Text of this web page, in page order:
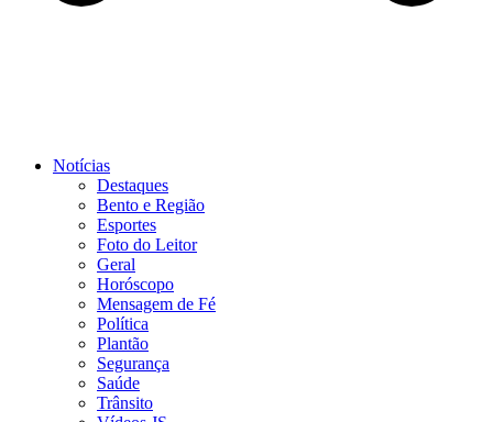
Notícias
Destaques
Bento e Região
Esportes
Foto do Leitor
Geral
Horóscopo
Mensagem de Fé
Política
Plantão
Segurança
Saúde
Trânsito